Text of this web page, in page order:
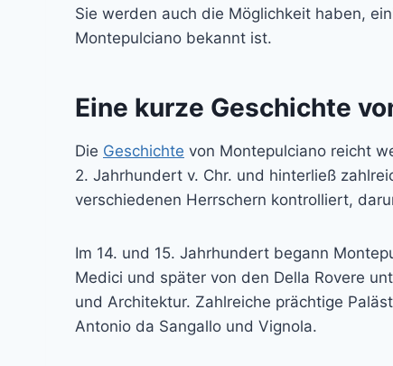
Sie werden auch die Möglichkeit haben,
Montepulciano bekannt ist.
Eine kurze Geschichte
Die Geschichte von Montepulciano reicht
2. Jahrhundert v. Chr. und hinterließ
verschiedenen Herrschern kontrolliert,
Im 14. und 15. Jahrhundert begann
Medici und später von den Della Rovere
und Architektur. Zahlreiche prächtige
Antonio da Sangallo und Vignola.